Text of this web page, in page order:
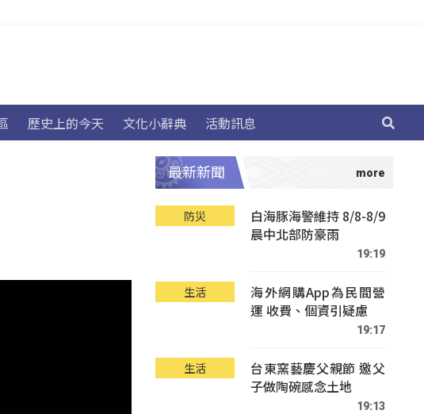
歷史上的今天 文化小辭典 活動訊息
最新新聞
防災
白海豚海警維持 8/8-8/9
晨中北部防豪雨
19:19
生活
海外網購App為民間營
運 收費、個資引疑慮
19:17
生活
台東窯藝慶父親節 邀父
子做陶碗感念土地
19:13